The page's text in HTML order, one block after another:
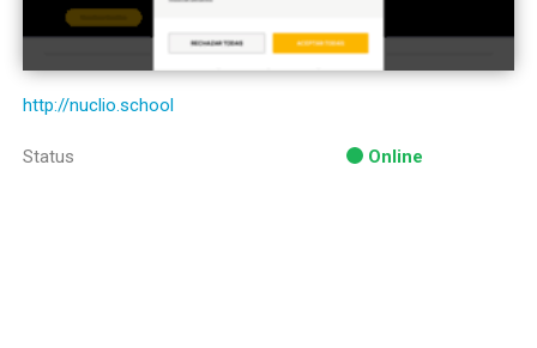
http://nuclio.school
Status Online